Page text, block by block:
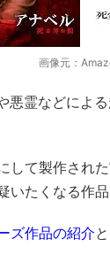
画像元：
悪霊などによ
して製作され
たくなる作品
ズ作品の紹介